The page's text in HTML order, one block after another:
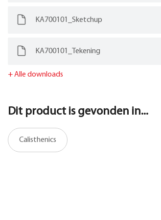
KA700101_Sketchup
KA700101_Tekening
+Alle downloads
Dit product is gevonden in...
Calisthenics